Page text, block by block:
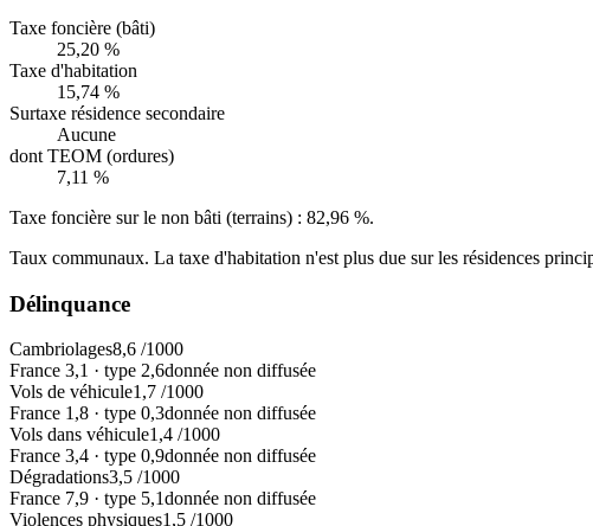
Taxe foncière (bâti)
25,20 %
Taxe d'habitation
15,74 %
Surtaxe résidence secondaire
Aucune
dont TEOM (ordures)
7,11 %
Taxe foncière sur le non bâti (terrains) : 82,96 %.
Taux communaux. La taxe d'habitation n'est plus due sur les résidences
Délinquance
Cambriolages8,6 /1000
France 3,1 · type 2,6donnée non diffusée
Vols de véhicule1,7 /1000
France 1,8 · type 0,3donnée non diffusée
Vols dans véhicule1,4 /1000
France 3,4 · type 0,9donnée non diffusée
Dégradations3,5 /1000
France 7,9 · type 5,1donnée non diffusée
Violences physiques1,5 /1000